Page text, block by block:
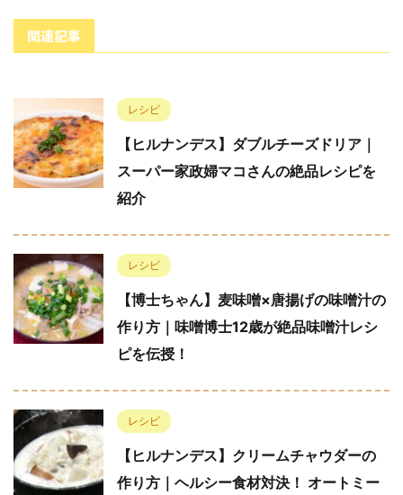
関連記事
レシピ
【ヒルナンデス】ダブルチーズドリア｜
スーパー家政婦マコさんの絶品レシピを
紹介
レシピ
【博士ちゃん】麦味噌×唐揚げの味噌汁の
作り方｜味噌博士12歳が絶品味噌汁レシ
ピを伝授！
レシピ
【ヒルナンデス】クリームチャウダーの
作り方｜ヘルシー食材対決！ オートミー